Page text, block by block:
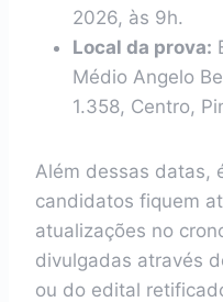
2026, às 9h.
Local da prova:
Médio Angelo
1.358, Centro,
Além dessas datas,
candidatos fiquem
atualizações no
divulgadas através
ou do edital